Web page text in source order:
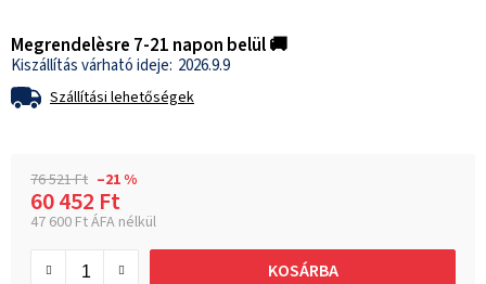
Megrendelèsre 7-21 napon belül 🚚
2026.9.9
Szállítási lehetőségek
76 521 Ft –21 %
60 452 Ft
47 600 Ft ÁFA nélkül
KOSÁRBA